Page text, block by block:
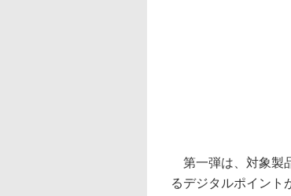
第一弾は、対象製
るデジタルポイント